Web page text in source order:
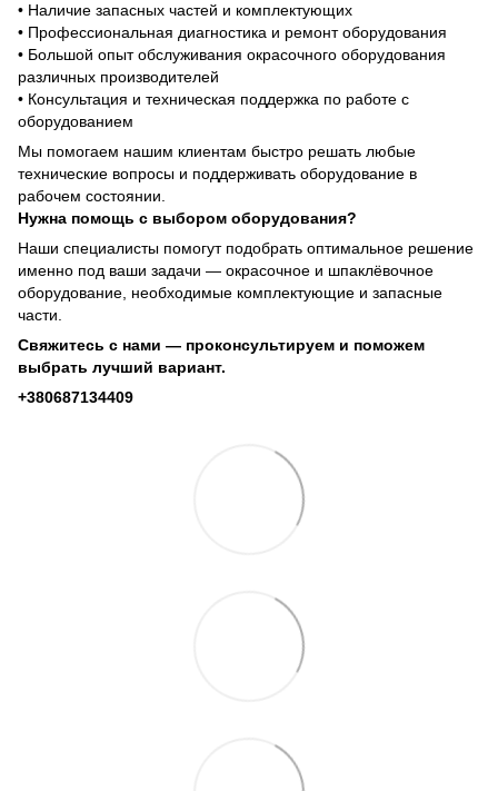
• Наличие запасных частей и комплектующих
• Профессиональная диагностика и ремонт оборудования
• Большой опыт обслуживания окрасочного оборудования
различных производителей
• Консультация и техническая поддержка по работе с
оборудованием
Мы помогаем нашим клиентам быстро решать любые
технические вопросы и поддерживать оборудование в
рабочем состоянии.
Нужна помощь с выбором оборудования?
Наши специалисты помогут подобрать оптимальное решение
именно под ваши задачи — окрасочное и шпаклёвочное
оборудование, необходимые комплектующие и запасные
части.
Свяжитесь с нами — проконсультируем и поможем
выбрать лучший вариант.
+380687134409